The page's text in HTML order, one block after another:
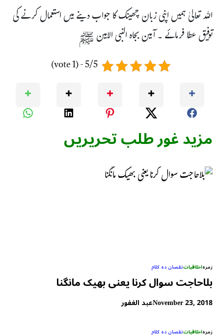
اللہ تعالیٰ ہمیں اپنی زبان چھینک کا جواب دینے میں استعمال کرنے کی
توفیق عطا فرمائے ۔ آمین بجاہ النبی الامین ﷺ
5/5 - (1 vote)
مزید غور طلب تحریریں
زمرہاخلاقیاتنقصان دہ کلام
بلاحاجت سوال کرنا یعنی بھیک مانگنا
November 23, 2018عبد الغفور
زمرہاخلاقیاتنقصان دہ کلام